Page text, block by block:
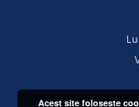
Acest site foloseşte